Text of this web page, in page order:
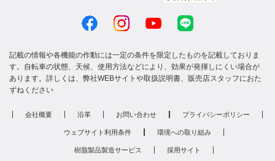
記載の情報や各機能の作動には一定の条件を限定したものを記載しておりま
す。自転車の状態、天候、使用方法などにより、効果が発揮しにくい場合が
あります。詳しくは、弊社WEBサイトや取扱説明書、販売店スタッフにおた
ずねください
会社概要 沿革 お問い合わせ プライバシーポリシー
ウェブサイト利用条件 環境への取り組み
樹脂製品製造サービス 採用サイト